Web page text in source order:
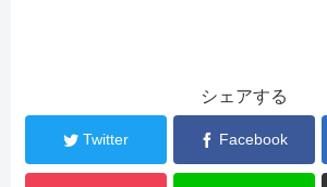
シェアする
Twitter Facebook